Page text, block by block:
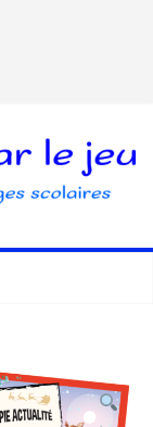
ludique ?